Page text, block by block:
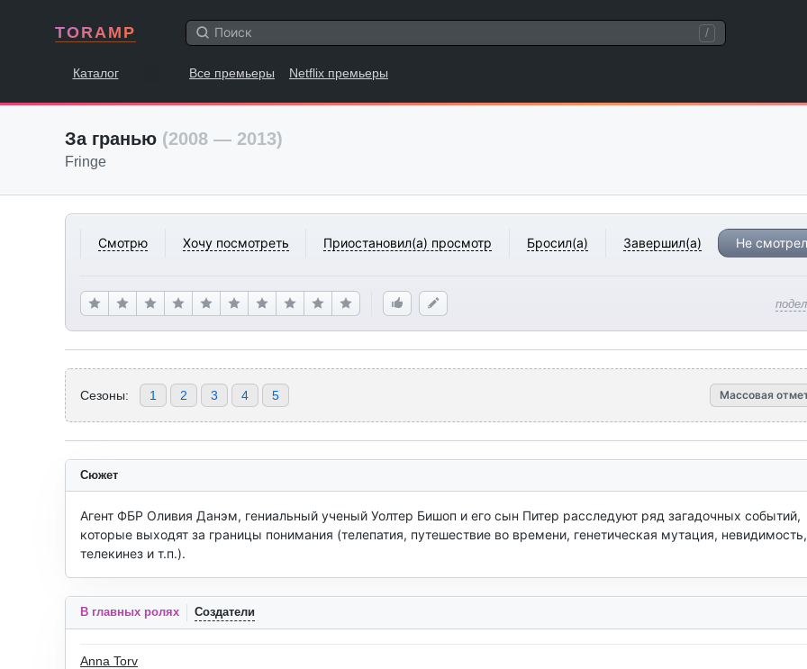
TORAMP /
Каталог Все премьеры Netflix премьеры
За гранью (2008 — 2013)
Fringe
Смотрю Хочу посмотреть Приостановил(а) просмотр Бросил(а) Завершил(а) Не
Сезоны: 1 2 3 4 5 Массовая
Сюжет
Агент ФБР Оливия Данэм, гениальный ученый Уолтер Бишоп и его сын Питер расследуют ряд загадочных событий,
которые выходят за границы понимания (телепатия, путешествие во времени, генетическая мутация, невидимость,
телекинез и т.п.).
В главных ролях Создатели
Anna Torv